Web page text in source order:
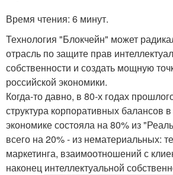
Время чтения: 6 минут.
Технология "Блокчейн" может
отрасль по защите прав
собственности и создать мощную
российской экономики.
Когда-то давно, в 80-х годах
структура корпоративных балансов
экономике состояла на 80% из
всего на 20% - из нематериальных:
маркетинга, взаимоотношений с
наконец интеллектуальной